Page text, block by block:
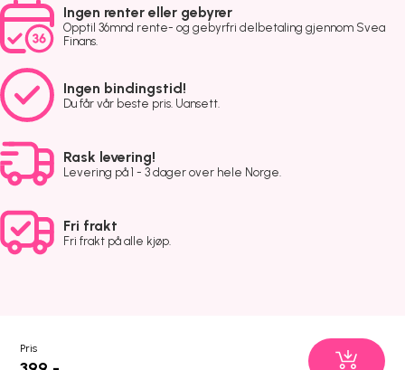
Ingen renter eller gebyrer
Opptil 36mnd rente- og gebyrfri delbetaling gjennom Svea
Finans.
Ingen bindingstid!
Du får vår beste pris. Uansett.
Rask levering!
Levering på 1 - 3 dager over hele Norge.
Fri frakt
Fri frakt på alle kjøp.
Pris